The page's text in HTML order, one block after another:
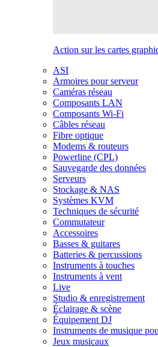
Action sur les cartes
ASI
Armoires pour serveur
Caméras réseau
Composants LAN
Composants Wi-Fi
Câbles réseau
Fibre optique
Modems & routeurs
Powerline (CPL)
Sauvegarde des données
Serveurs
Stockage & NAS
Systèmes KVM
Techniques de sécurité
Commutateur
Accessoires
Basses & guitares
Batteries & percussions
Instruments à touches
Instruments à vent
Live
Studio & enregistrement
Éclairage & scène
Équipement DJ
Instruments de musique
Jeux musicaux